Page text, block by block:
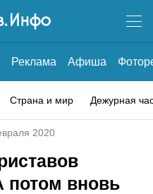
Реклама Афиша
Страна и мир Дежурная
2020
потом вновь